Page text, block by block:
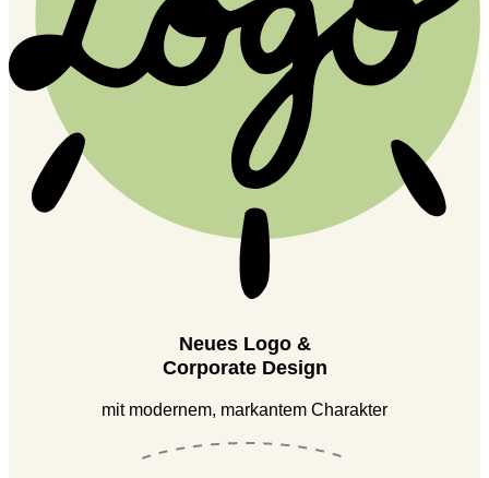
Neues Logo &
Corporate Design
mit modernem, markantem Charakter